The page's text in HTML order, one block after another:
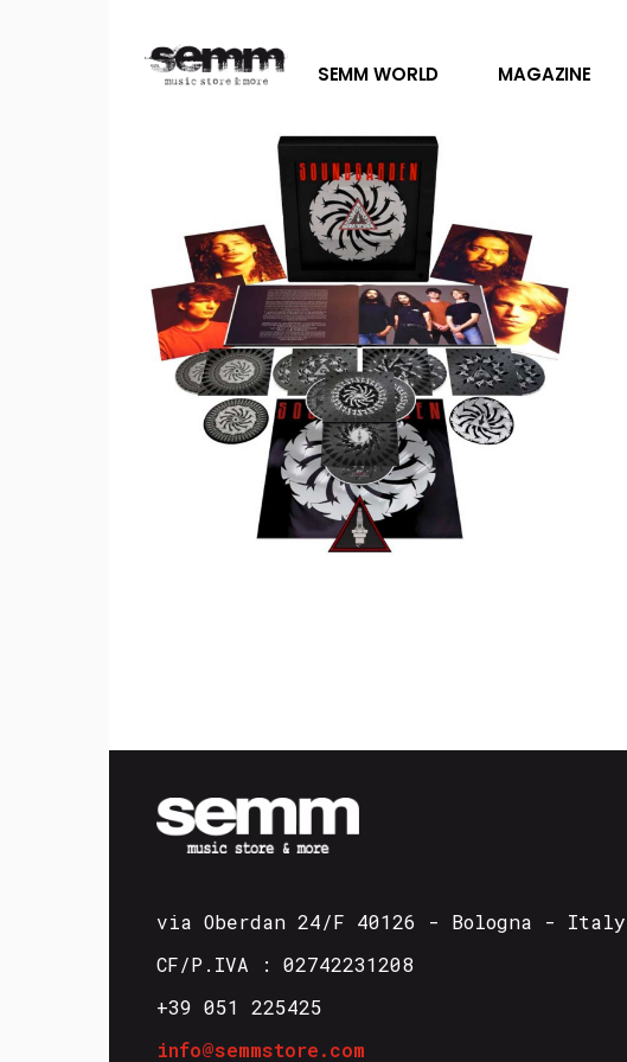
SEMM WORLD MAGAZINE
via Oberdan 24/F 40126 - Bologna - Italy
CF/P.IVA : 02742231208
+39 051 225425
info@semmstore.com